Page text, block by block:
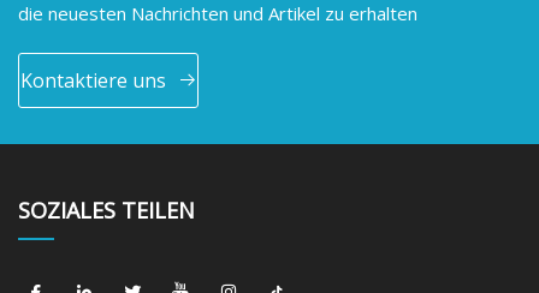
die neuesten Nachrichten und Artikel zu erhalten
Kontaktiere uns
SOZIALES TEILEN